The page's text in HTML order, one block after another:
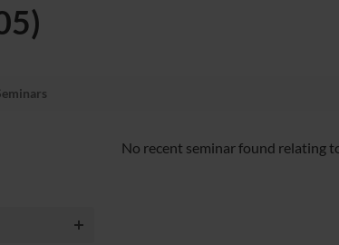
No recent seminar found relating